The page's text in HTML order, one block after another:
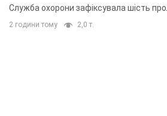
Служба охорони зафіксувала шість
2 години тому 2,0 т.